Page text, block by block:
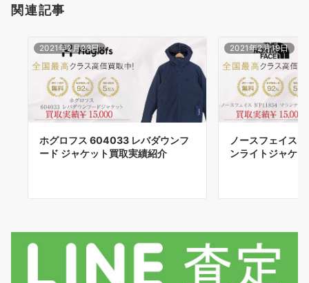
関連記事
2021年2月23日
ホグロフス 604033 レバダウンフ
ード ジャケット買取実績紹介
2021年2月19日
ノースフェイス
ンライトジャケ